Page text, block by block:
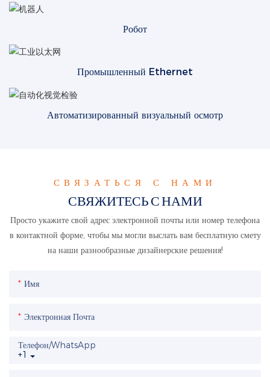
Робот
Промышленный Ethernet
Автоматизированный визуальный осмотр
СВЯЗАТЬСЯ С НАМИ
СВЯЖИТЕСЬ С НАМИ
Просто укажите свой адрес электронной почты или номер телефона
в контактной форме, чтобы мы могли выслать вам бесплатную смету
на наши разнообразные дизайнерские решения!
Имя
Электронная Почта
+1
Телефон/WhatsApp